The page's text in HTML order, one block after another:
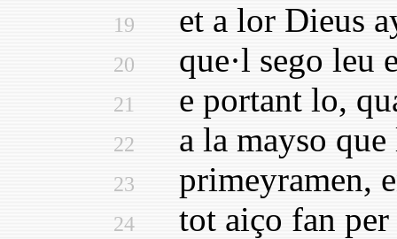
19 et a lor Dieus
20 que·l sego leu
21 e portant lo,
22 a la mayso que
23 primeyramen,
24 tot aiço fan per